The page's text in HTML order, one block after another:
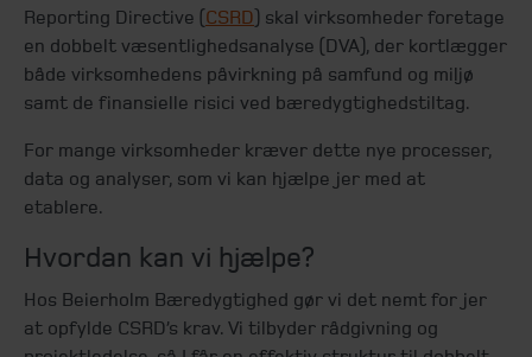
Reporting Directive (CSRD) skal virksomheder foretage
en dobbelt væsentlighedsanalyse (DVA), der kortlægger
både virksomhedens påvirkning på samfund og miljø
samt de finansielle risici ved bæredygtighedstiltag.
For mange virksomheder kræver dette nye processer,
data og analyser, som vi kan hjælpe jer med at
etablere.
Hvordan kan vi hjælpe?
Hos Beierholm Bæredygtighed gør vi det nemt for jer
at opfylde CSRD’s krav. Vi tilbyder rådgivning og